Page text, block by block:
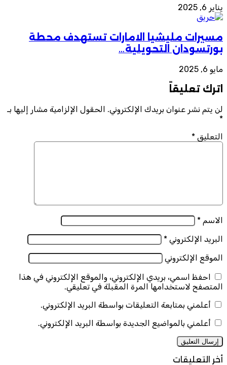
يناير 6, 2025
مسيرات مليشيا الامارات تستهدف محطة
بورتسودان التحويلية…
مايو 6, 2025
اترك تعليقاً
لن يتم نشر عنوان بريدك الإلكتروني. الحقول الإلزامية مشار إليها بـ
*
التعليق *
الاسم *
البريد الإلكتروني *
الموقع الإلكتروني
احفظ اسمي، بريدي الإلكتروني، والموقع الإلكتروني في هذا
المتصفح لاستخدامها المرة المقبلة في تعليقي.
أعلمني بمتابعة التعليقات بواسطة البريد الإلكتروني.
أعلمني بالمواضيع الجديدة بواسطة البريد الإلكتروني.
أخر التعليقات